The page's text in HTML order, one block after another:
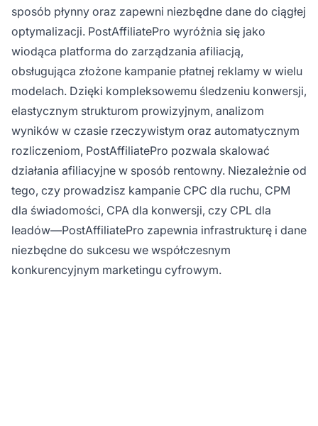
sposób płynny oraz zapewni niezbędne dane do ciągłej
optymalizacji. PostAffiliatePro wyróżnia się jako
wiodąca platforma do zarządzania afiliacją,
obsługująca złożone kampanie płatnej reklamy w wielu
modelach. Dzięki kompleksowemu śledzeniu konwersji,
elastycznym strukturom prowizyjnym, analizom
wyników w czasie rzeczywistym oraz automatycznym
rozliczeniom, PostAffiliatePro pozwala skalować
działania afiliacyjne w sposób rentowny. Niezależnie od
tego, czy prowadzisz kampanie CPC dla ruchu, CPM
dla świadomości, CPA dla konwersji, czy CPL dla
leadów—PostAffiliatePro zapewnia infrastrukturę i dane
niezbędne do sukcesu we współczesnym
konkurencyjnym marketingu cyfrowym.